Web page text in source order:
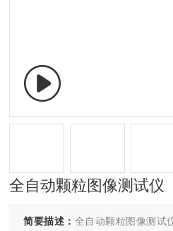
全自动颗粒图像测试仪
简要描述： 全自动颗粒图像测试